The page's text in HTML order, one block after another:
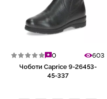
0
603
Чоботи Caprice 9-26453-
45-337